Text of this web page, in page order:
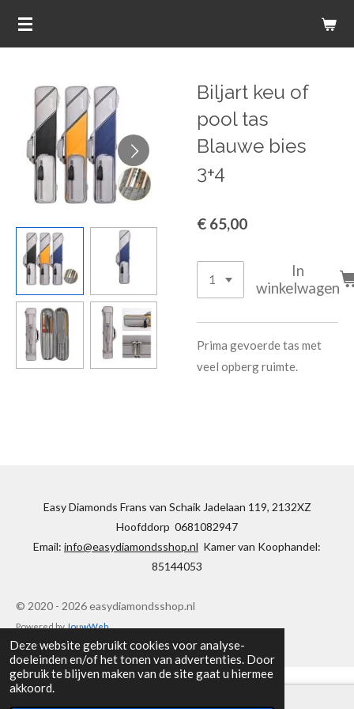
Deze website gebruikt cookies voor analyse-
doeleinden en/of het tonen van advertenties. Door
gebruik te blijven maken van de site gaat u hiermee
akkoord.
Ga
hoofdinhoud
Biljart keu of
pool tas
Blauwe bies
3+4
€ 65,00
In
winkelwagen
Prima gevoerde tas met
veel opberg ruimte.
Easy Diamonds Frans van Schaik Jadelaan 119, 2132XZ
Hoofddorp 0681082947
Email: info@easydiamondsshop.nl Kamer van Koophandel:
85144053
© 2020 - 2026 easydiamondsshop.nl
Powered byJouwWeb